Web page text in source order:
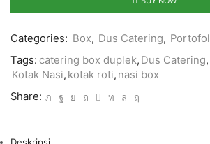
Categories: Box, Dus Catering,
Tags: catering box duplek, Dus Catering,
Kotak Nasi, kotak roti, nasi box
Share: